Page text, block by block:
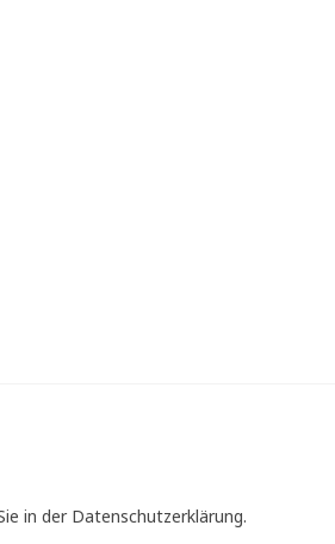
in der Datenschutzerklärung.